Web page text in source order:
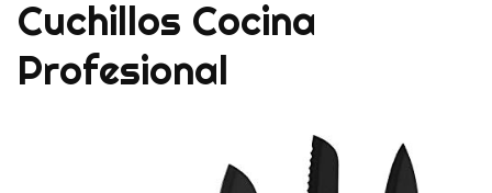
Cuchillos Cocina
Profesional